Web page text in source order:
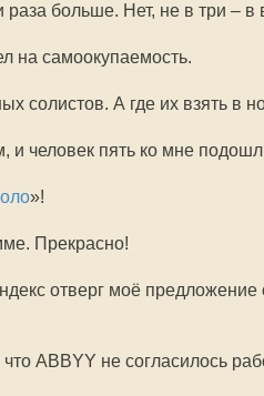
больше. Нет, не в три – в
на самоокупаемость.
солистов. А где их взять в
и человек пять ко мне
»!
Прекрасно!
отверг моё
что ABBYY не согласилось